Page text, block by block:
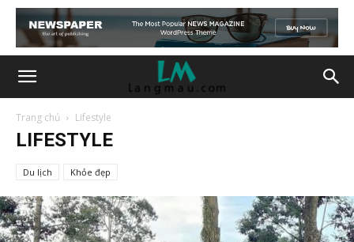
Trang chủ Lifestyle
LIFESTYLE
Du lịch Khỏe đẹp